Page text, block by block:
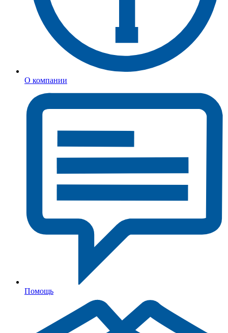
О компании
Помощь